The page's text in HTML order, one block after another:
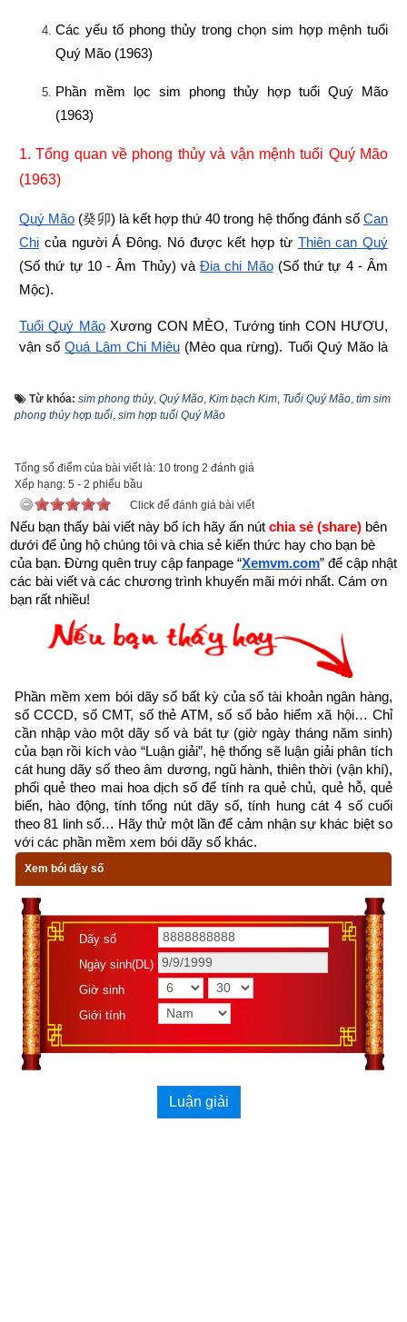
Các yếu tố phong thủy trong chọn sim hợp mệnh tuổi
Quý Mão (1963)
Phần mềm lọc sim phong thủy hợp tuổi Quý Mão
(1963)
1. Tổng quan về phong thủy và vận mệnh tuổi Quý Mão
(1963)
Quý Mão (癸卯) là kết hợp thứ 40 trong hệ thống đánh số Can
Chi của người Á Đông. Nó được kết hợp từ Thiên can Quý
(Số thứ tự 10 - Âm Thủy) và Địa chi Mão (Số thứ tự 4 - Âm
Mộc).
Tuổi Quý Mão Xương CON MÈO, Tướng tinh CON HƯƠU,
vận số Quá Lâm Chi Miêu (Mèo qua rừng). Tuổi Quý Mão là
là Kim mạ vàng bạc ám chỉ bạc thỏi, vàng nén được dùng
kim loại nguyên chất nhất. Do đó nó khác với các dạng kim
loại còn tiềm ẩn trong biển cả hay trong các mỏ khoáng sản.
Theo bảng tra mệnh cung phi bát trạch thì Tuổi Quý Mão 1963
nam có mệnh số 1 –
Nhất Bạch – Cung phi là cung Khảm
thuộc nhóm Đông Tứ Trạch (Đông Tứ Mệnh) nên chọn vợ có
cung mệnh Khảm (Số 1), Chấn (số 3), Tốn (số 4), Ly (Số 9)
và các hướng tốt là Chính Bắc, Chính Đông, Chính Nam,
Đông Nam. Tránh chọn vợ thuộc nhóm Tây Tứ Trạch
có cung
mệnh Khôn (Số 2), Càn (Số 6), Đoài (số 7), Cấn (số 8) và các
hướng xấu là Đông Bắc, Chính Tây, Tây Bắc, Tây Nam.
Xem chi tiết luận tính cách, bảng cửu cung phi tinh, hướng tốt
xấu, Bảng phối cung phi vợ chồng của mệnh Số 1 – Nhất
Bạch –
bát trạch cung khảm qua bài viết sau: “
Luận giải phong
thủy người có mệnh bát trạch cung khảm - Nhất Bạch (Số 1)”
Từ khóa: sim phong thủy, Quý Mão, Kim bạch Kim, Tuổi Quý Mão, tìm sim
phong thủy hợp tuổi, sim hợp tuổi Quý Mão
Tổng số điểm của bài viết là: 10 trong 2 đánh giá
Xếp hạng: 5 - 2 phiếu bầu
Click để đánh giá bài viết
Nếu bạn thấy bài viết này bổ ích hãy ấn nút chia sẻ (share) bên
dưới để ủng hộ chúng tôi và chia sẻ kiến thức hay cho bạn bè
của bạn. Đừng quên truy cập fanpage “Xemvm.com” để cập nhật
các bài viết và các chương trình khuyến mãi mới nhất. Cám ơn
bạn rất nhiều!
Phần mềm xem bói dãy số bất kỳ của số tài khoản ngân hàng,
số CCCD, số CMT, số thẻ ATM, số sổ bảo hiểm xã hội… Chỉ
cần nhập vào một dãy số và bát tự (giờ ngày tháng năm sinh)
của bạn rồi kích vào “Luận giải”, hệ thống sẽ luận giải phân tích
cát hung dãy số theo âm dương, ngũ hành, thiên thời (vận khí),
phối quẻ theo mai hoa dịch số để tính ra quẻ chủ, quẻ hỗ, quẻ
biến, hào động, tính tổng nút dãy số, tính hung cát 4 số cuối
theo 81 linh số… Hãy thử một lần để cảm nhận sự khác biệt so
với các phần mềm xem bói dãy số khác.
Xem bói dãy số
Dãy số
Ngày sinh(DL)
Giờ sinh
Giới tính
Luận giải